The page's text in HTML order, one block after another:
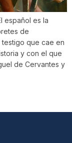
español es la
de
que cae en
y con el que
de Cervantes y